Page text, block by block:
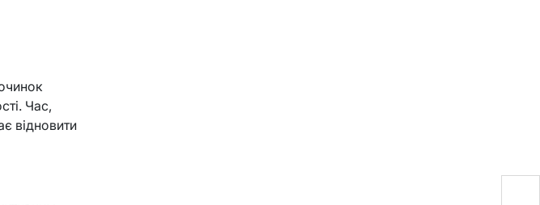
Час,
відновити